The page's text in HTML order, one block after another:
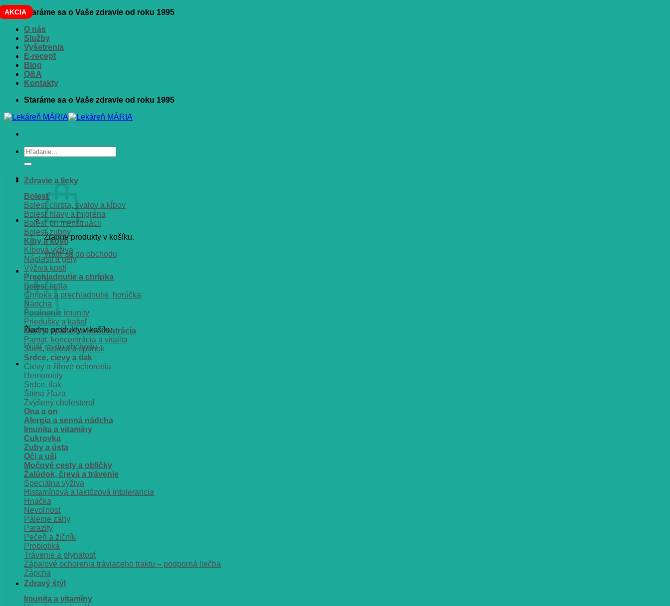
Skip
to
content
Staráme sa o Vaše zdravie od roku 1995
O nás
Služby
Vyšetrenia
E-recept
Blog
Q&A
Kontakty
Staráme sa o Vaše zdravie od roku 1995
Hľadať:
Žiadne produkty v košíku.
Vrátiť sa do obchodu
Košík
Žiadne produkty v košíku.
Vrátiť sa do obchodu
Zdravie a lieky
Bolesť
Bolesť chrbta, svalov a kĺbov
Bolesť hlavy a migréna
Bolesť pri menštruácii
Bolesť zubov
Kĺby a kosti
Kĺbová výživa
Náplasti a gély
Výživa kostí
Prechladnutie a chrípka
Bolesť hrdla
Chrípka a prechladnutie, horúčka
Nádcha
Posilnenie imunity
Priedušky a kašeľ
Nervy, spánok a koncentrácia
Pamät, koncentrácia a vitalita
Stres, úzkosť a spánok
Srdce, cievy a tlak
Cievy a žilové ochorenia
Hemoroidy
Srdce, tlak
Štítna žľaza
Zvýšený cholesterol
Ona a on
Alergia a senná nádcha
Imunita a vitamíny
Cukrovka
Zuby a ústa
Oči a uši
Močové cesty a obličky
Žalúdok, črevá a trávenie
Špeciálna výživa
Histamínová a laktózová intolerancia
Hnačka
Nevoľnosť
Pálenie záhy
Parazity
Pečeň a žlčník
Probiotiká
Trávenie a plynatosť
Zápalové ochorenia tráviaceho traktu – podporná liečba
Zápcha
Zdravý štýl
Imunita a vitamíny
AKCIA